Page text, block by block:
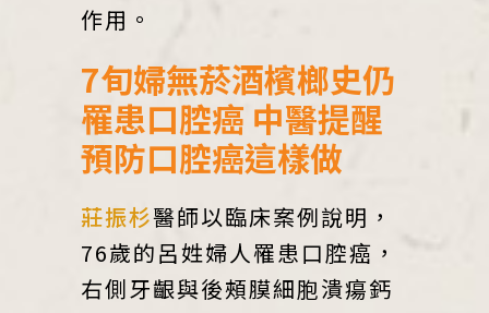
作用。
7旬婦無菸酒檳榔史仍
罹患口腔癌 中醫提醒
預防口腔癌這樣做
莊振杉醫師以臨床案例說明，
76歲的呂姓婦人罹患口腔癌，
右側牙齦與後頰膜細胞潰瘍鈣